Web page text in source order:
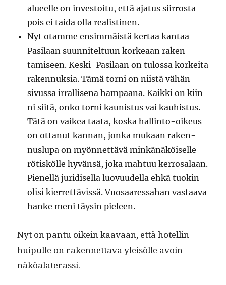
alueelle on investoitu, että aja­tus siir­rosta
pois ei tai­da olla realistinen.
Nyt otamme ensim­mäistä ker­taa kan­taa
Pasi­laan suun­nitel­tu­un korkeaan rak­en­
tamiseen. Kes­ki-Pasi­laan on tulos­sa korkei­ta
raken­nuk­sia. Tämä torni on niistä vähän
sivus­sa irral­lise­na ham­paana. Kaik­ki on kiin­
ni siitä, onko torni kau­nis­tus vai kauhis­tus.
Tätä on vaikea taa­ta, kos­ka hallinto-oikeus
on ottanut kan­nan, jon­ka mukaan raken­
nuslu­pa on myön­net­tävä minkänäköiselle
rötiskölle hyvän­sä, joka mah­tuu ker­rosalaan.
Pienel­lä juridisel­la luovu­udel­la ehkä tuokin
olisi kier­ret­tävis­sä. Vuosaa­res­sa­han vas­taa­va
han­ke meni täysin pieleen.
Nyt on pan­tu oikein kaavaan, että hotellin
huip­ulle on raken­net­ta­va yleisölle avoin
näköalaterassi.